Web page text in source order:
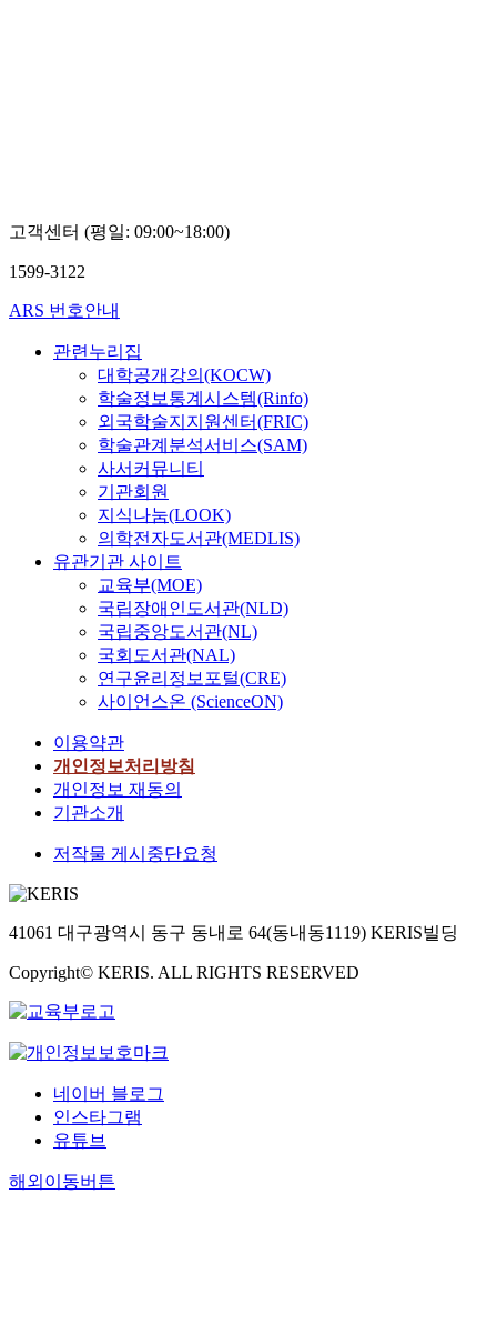
고객센터 (평일: 09:00~18:00)
1599-3122
ARS 번호안내
관련누리집
대학공개강의(KOCW)
학술정보통계시스템(Rinfo)
외국학술지지원센터(FRIC)
학술관계분석서비스(SAM)
사서커뮤니티
기관회원
지식나눔(LOOK)
의학전자도서관(MEDLIS)
유관기관 사이트
교육부(MOE)
국립장애인도서관(NLD)
국립중앙도서관(NL)
국회도서관(NAL)
연구윤리정보포털(CRE)
사이언스온 (ScienceON)
이용약관
개인정보처리방침
개인정보 재동의
기관소개
저작물 게시중단요청
41061 대구광역시 동구 동내로 64(동내동1119) KERIS빌딩
Copyright© KERIS. ALL RIGHTS RESERVED
네이버 블로그
인스타그램
유튜브
해외이동버튼